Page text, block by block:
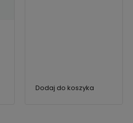
Dodaj do koszyka